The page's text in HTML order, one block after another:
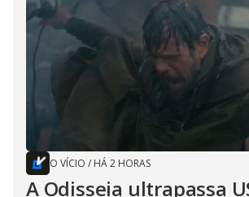
O VÍCIO / HÁ 2 HORAS
A Odisseia ultrapassa